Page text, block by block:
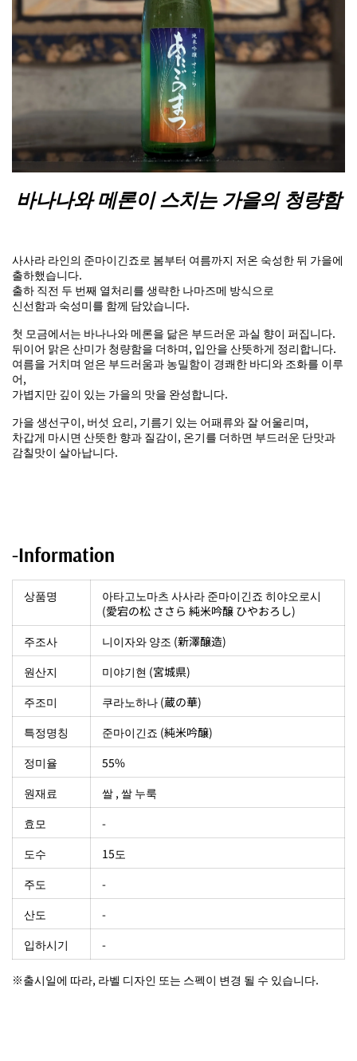
바나나와 메론이 스치는 가을의 청량함
사사라 라인의 준마이긴죠로 봄부터 여름까지 저온 숙성한 뒤 가을에
출하했습니다.
출하 직전 두 번째 열처리를 생략한 나마즈메 방식으로
신선함과 숙성미를 함께 담았습니다.
첫 모금에서는 바나나와 메론을 닮은 부드러운 과실 향이 퍼집니다.
뒤이어 맑은 산미가 청량함을 더하며, 입안을 산뜻하게 정리합니다.
여름을 거치며 얻은 부드러움과 농밀함이 경쾌한 바디와 조화를 이루
어,
가볍지만 깊이 있는 가을의 맛을 완성합니다.
가을 생선구이, 버섯 요리, 기름기 있는 어패류와 잘 어울리며,
차갑게 마시면 산뜻한 향과 질감이, 온기를 더하면 부드러운 단맛과
감칠맛이 살아납니다.
-Information
상품명
아타고노마츠 사사라 준마이긴죠 히야오로시
(愛宕の松 ささら 純米吟醸 ひやおろし)
주조사
니이자와 양조 (新澤醸造)
원산지
미야기현 (宮城県)
주조미
쿠라노하나 (蔵の華)
특정명칭
준마이긴죠 (純米吟醸)
정미율
55%
원재료
쌀 , 쌀 누룩
효모
-
도수
15도
주도
-
산도
-
입하시기
-
※출시일에 따라, 라벨 디자인 또는 스펙이 변경 될 수 있습니다.